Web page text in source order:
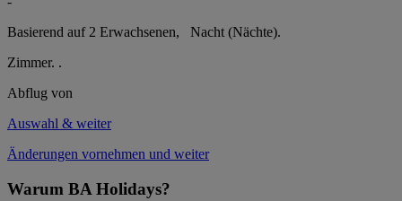
Basierend auf 2 Erwachsenen,
Nacht (Nächte).
Zimmer. .
Abflug von
Auswahl & weiter
Änderungen vornehmen und weiter
Warum BA Holidays?